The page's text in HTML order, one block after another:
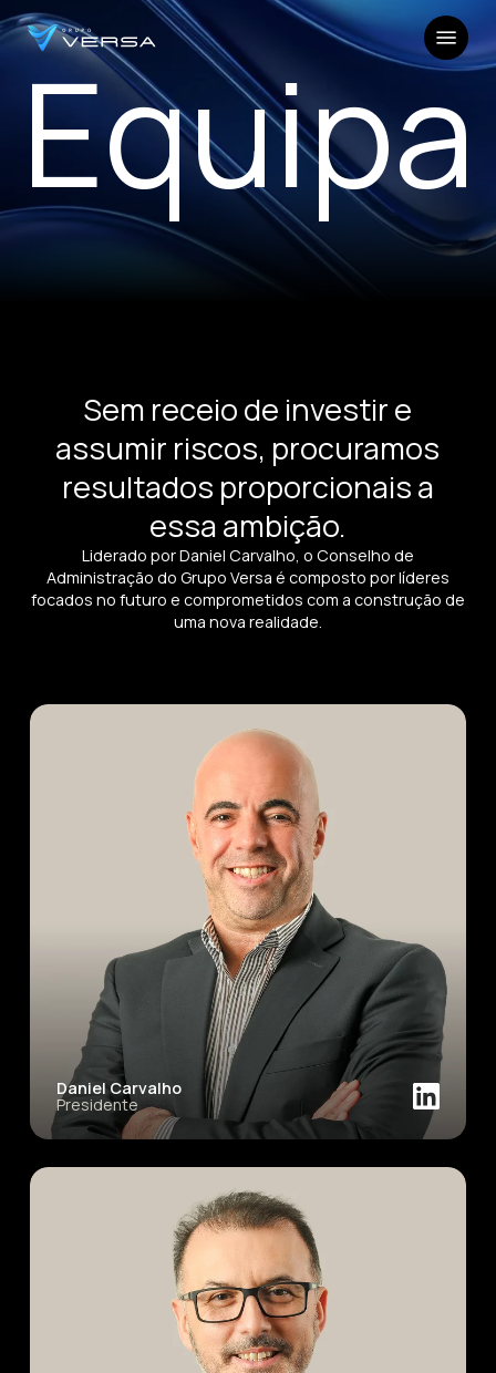
Skip
to
content
Menu
Equipa
Sem receio de investir e
assumir riscos, procuramos
resultados proporcionais a
essa ambição.
Liderado por Daniel Carvalho, o Conselho de
Administração do Grupo Versa é composto por líderes
focados no futuro e comprometidos com a construção de
uma nova realidade.
Daniel Carvalho
Presidente
Close